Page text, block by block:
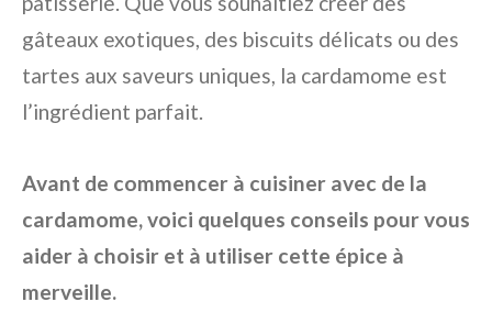
gâteaux exotiques, des biscuits délicats ou des
tartes aux saveurs uniques, la cardamome est
l’ingrédient parfait.
Avant de commencer à cuisiner avec de la
cardamome, voici quelques conseils pour vous
aider à choisir et à utiliser cette épice à
merveille.